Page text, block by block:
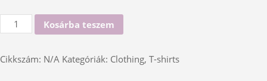
Ship
Your
mennyiség
Kosárba teszem
Cikkszám: N/A Kategóriák: Clothing, T-shirts